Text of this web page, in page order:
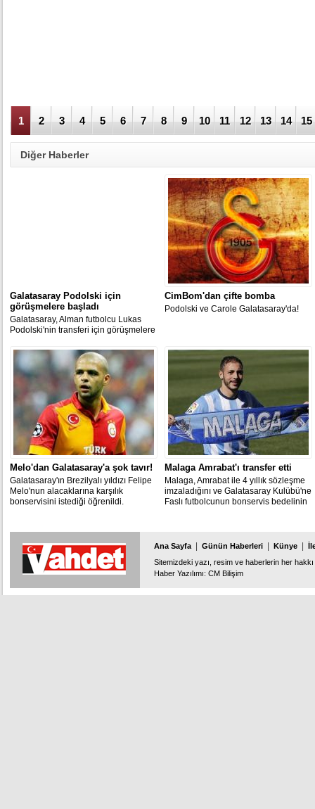
1 2 3 4 5 6 7 8 9 10 11 12 13 14 15
Diğer Haberler
Galatasaray Podolski için
görüşmelere başladı
Galatasaray, Alman futbolcu Lukas
Podolski'nin transferi için görüşmelere
CimBom'dan çifte bomba
Podolski ve Carole Galatasaray'da!
Melo'dan Galatasaray'a şok tavır!
Galatasaray'ın Brezilyalı yıldızı Felipe
Melo'nun alacaklarına karşılık
bonservisini istediği öğrenildi.
Malaga Amrabat'ı transfer etti
Malaga, Amrabat ile 4 yıllık sözleşme
imzaladığını ve Galatasaray Kulübü'ne
Faslı futbolcunun bonservis bedelinin
Ana Sayfa Günün Haberleri Künye
Sitemizdeki yazı, resim ve haberlerin her
Haber Yazılımı: CM Bilişim